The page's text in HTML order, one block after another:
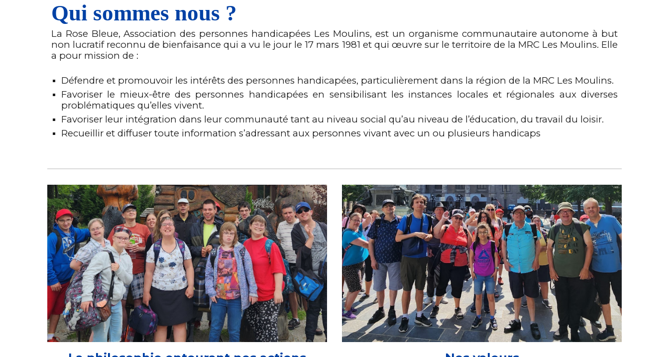
Qui sommes nous ?
La Rose Bleue, Association des personnes handicapées Les Moulins, est un organisme communautaire autonome à but
non lucratif reconnu de bienfaisance qui a vu le jour le 17 mars 1981 et qui œuvre sur le territoire de la MRC Les Moulins. Elle
a pour mission de :
Défendre et promouvoir les intérêts des personnes handicapées, particulièrement dans la région de la MRC Les Moulins.
Favoriser le mieux-être des personnes handicapées en sensibilisant les instances locales et régionales aux diverses
problématiques qu’elles vivent.
Favoriser leur intégration dans leur communauté tant au niveau social qu’au niveau de l’éducation, du travail du loisir.
Recueillir et diffuser toute information s’adressant aux personnes vivant avec un ou plusieurs handicaps